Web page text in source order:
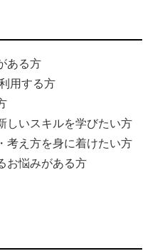
ある方
用する方
しいスキルを学びたい方
考え方を身に着けたい方
お悩みがある方